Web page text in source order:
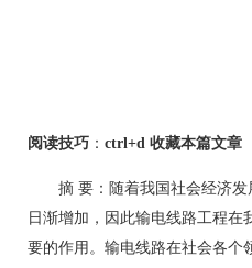
阅读技巧 ： ctrl+d 收藏本篇文章
摘 要：随着我国社会经济发
日渐增加，因此输电线路工程
要的作用。输电线路在社会各个